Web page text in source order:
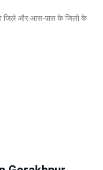
जिले और आस-पास के जिलो के